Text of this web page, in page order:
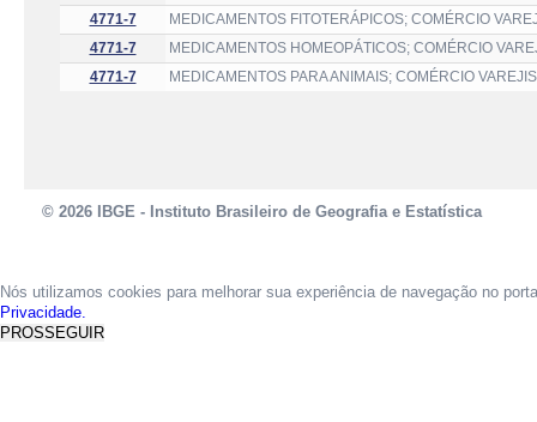
4771-7
MEDICAMENTOS FITOTERÁPICOS; COMÉRCIO
4771-7
MEDICAMENTOS HOMEOPÁTICOS; COMÉRCIO
4771-7
MEDICAMENTOS PARA ANIMAIS; COMÉRCIO
© 2026 IBGE - Instituto Brasileiro de Geografia e Estatística
Nós utilizamos cookies para melhorar sua experiência de navegação no
Privacidade.
PROSSEGUIR